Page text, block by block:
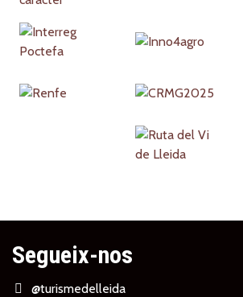
Segueix-nos
@turismedelleida